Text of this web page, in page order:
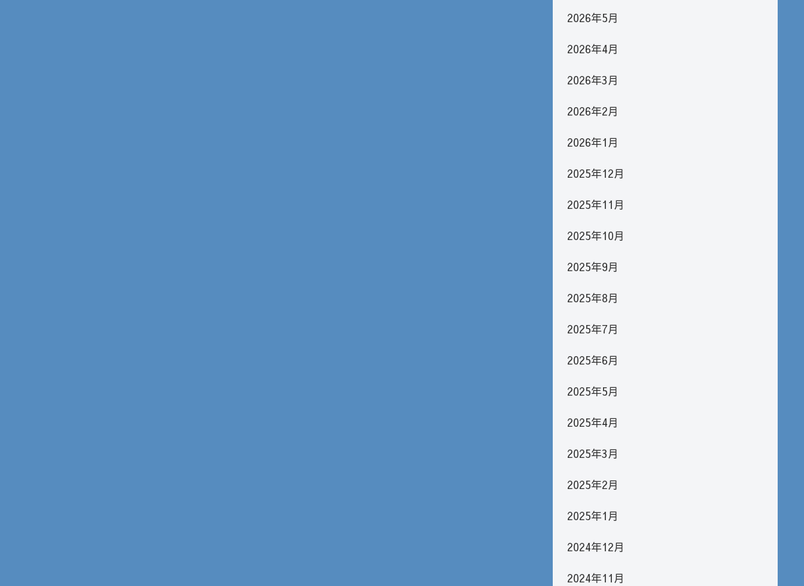
2026年5月
2026年4月
2026年3月
2026年2月
2026年1月
2025年12月
2025年11月
2025年10月
2025年9月
2025年8月
2025年7月
2025年6月
2025年5月
2025年4月
2025年3月
2025年2月
2025年1月
2024年12月
2024年11月